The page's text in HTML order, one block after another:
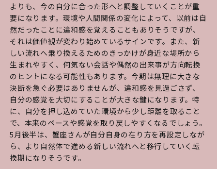
よりも、今の自分に合った形へと調整していくことが重
要になります。環境や人間関係の変化によって、以前は自
然だったことに違和感を覚えることもありそうですが、
それは価値観が変わり始めているサインです。また、新
しい流れへ乗り換えるためのきっかけが身近な場所から
生まれやすく、何気ない会話や偶然の出来事が方向転換
のヒントになる可能性もあります。今期は無理に大きな
決断を急ぐ必要はありませんが、違和感を見過ごさず、
自分の感覚を大切にすることが大きな鍵になります。特
に、自分を押し込めていた環境から少し距離を取ること
で、本来のペースや感覚を取り戻しやすくなるでしょう。
5月後半は、蟹座さんが自分自身の在り方を再設定しなが
ら、より自然体で進める新しい流れへと移行していく転
換期になりそうです。